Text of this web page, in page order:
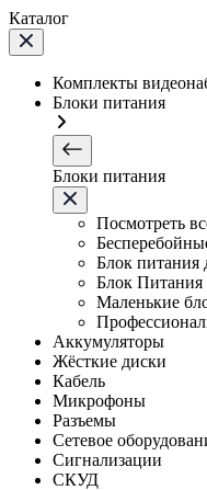
Каталог
Комплекты
Блоки питания
Блоки питания
Посмотреть
Блок питания
Блок Питания
Маленькие
Аккумуляторы
Жёсткие диски
Кабель
Микрофоны
Разъемы
Сетевое
Сигнализации
СКУД